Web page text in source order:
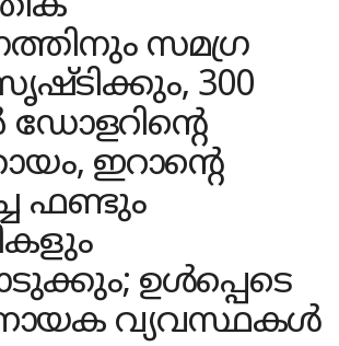
സമഗ്ര
300
ഇറാന്റെ
ഫണ്ടും
ഉൾപ്പെടെ
വ്യവസ്ഥകൾ